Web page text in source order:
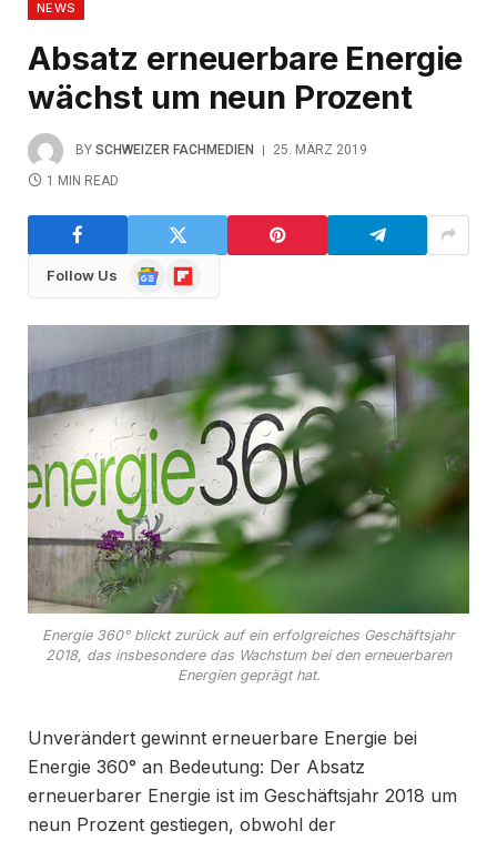
NEWS
Absatz erneuerbare Energie
wächst um neun Prozent
BY SCHWEIZER FACHMEDIEN
25. MÄRZ 2019
1 MIN READ
Follow Us
GoogleFlipboard
Energie 360° blickt zurück auf ein erfolgreiches Geschäftsjahr
2018, das insbesondere das Wachstum bei den erneuerbaren
Energien geprägt hat.
Unverändert gewinnt erneuerbare Energie bei
Energie 360° an Bedeutung: Der Absatz
erneuerbarer Energie ist im Geschäftsjahr 2018 um
neun Prozent gestiegen, obwohl der